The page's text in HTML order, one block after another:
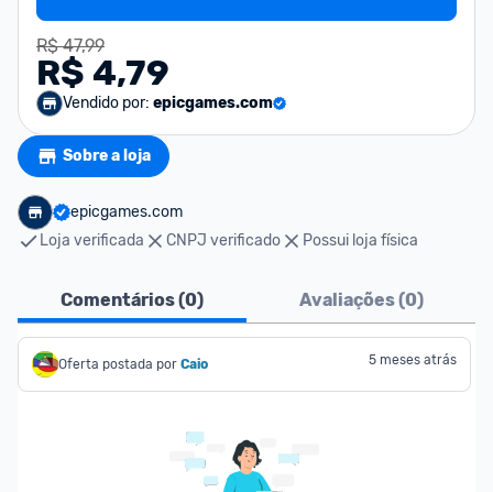
R$ 47,99
R$ 4,79
Vendido por: epicgames.com
Sobre a loja
epicgames.com
Loja verificada
CNPJ verificado Possui loja física
Comentários (0) Avaliações (0)
Oferta postada por Caio 5 meses atrás